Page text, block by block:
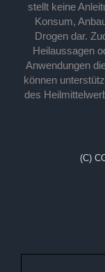
stellt keine
Konsum,
Drogen dar.
Heilaussagen
Anwendungen
können
des
(C)